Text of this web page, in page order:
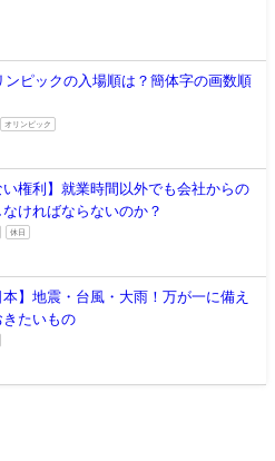
ンピックの入場順は？簡体字の画数順
オリンピック
い権利】就業時間以外でも会社からの
ければならないのか？
休日
本】地震・台風・大雨！万が一に備え
たいもの